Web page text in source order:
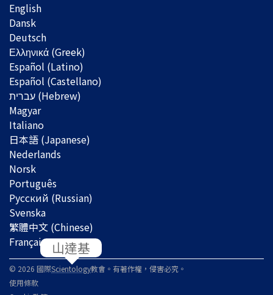
English
Dansk
Deutsch
Ελληνικά (Greek)
Español (Latino)
Español (Castellano)
Magyar
Italiano
日本語 (Japanese)
Nederlands
Norsk
Português
Русский (Russian)
Svenska
繁體中文 (Chinese)
Français
© 2026 國際Scientology教會。有著作權，侵害必究。
使用條款